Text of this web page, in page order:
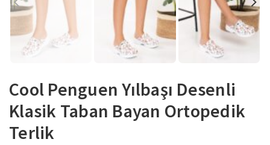
Cool Penguen Yılbaşı Desenli
Klasik Taban Bayan Ortopedik
Terlik